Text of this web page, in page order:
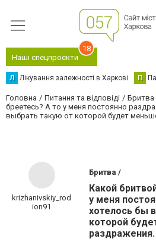
Наші спецпроєкти
18
Л Лікування залежності в Харкові П
Головна Питання та відповіді Бритва
бреетесь? А то у меня постоянно
выбрать такую от которой будет
krizhanivskiy_rod
ion91
Бритва /
Какой
у меня
хотелось бы
которой
раздражения.